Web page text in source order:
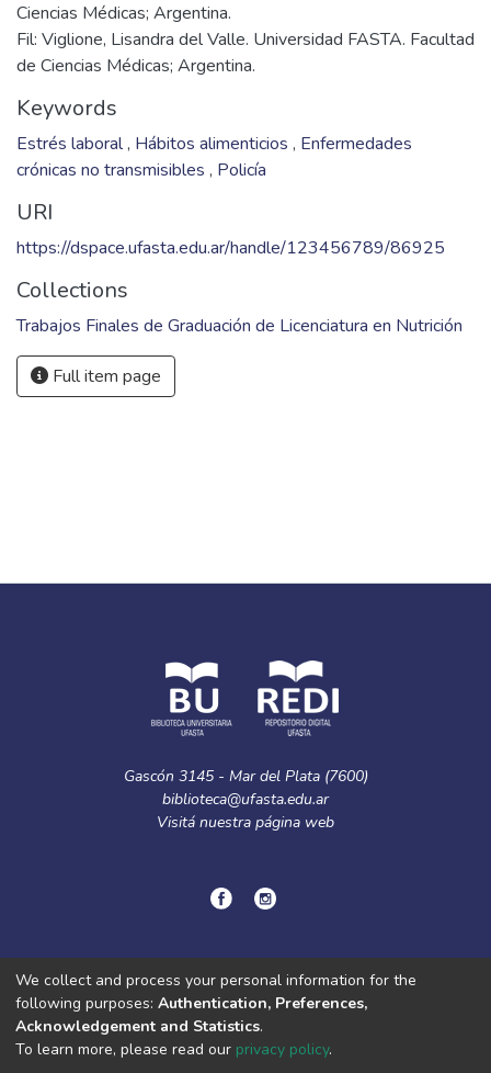
Ciencias Médicas; Argentina.
Fil: Viglione, Lisandra del Valle. Universidad FASTA. Facultad
de Ciencias Médicas; Argentina.
Keywords
Estrés laboral, Hábitos alimenticios , Enfermedades
crónicas no transmisibles , Policía
URI
https://dspace.ufasta.edu.ar/handle/123456789/86925
Collections
Trabajos Finales de Graduación de Licenciatura en Nutrición
Full item page
Gascón 3145 - Mar del Plata (7600)
biblioteca@ufasta.edu.ar
Visitá nuestra página web
© Copyright2024.Política de privacidad.
DSpace software copyright © 2002-2026
Cookie
Privacy
End User
We collect and process your personal information for the
following purposes: Authentication, Preferences,
Acknowledgement and Statistics.
To learn more, please read our privacy policy.